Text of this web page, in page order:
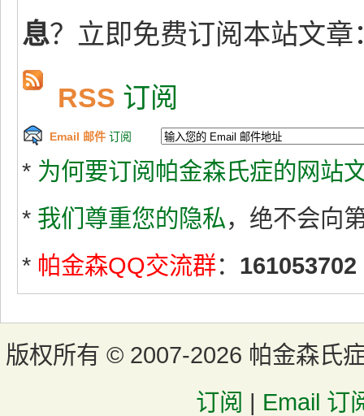
息？立即免费订阅本站文章
RSS 订阅
Email 邮件 订阅
* 为何要订阅帕金森氏症的网站
* 我们尊重您的隐私，绝不会向
* 帕金森QQ交流群： 161053702
版权所有 © 2007-2026 帕金森氏
订阅 | Email 订